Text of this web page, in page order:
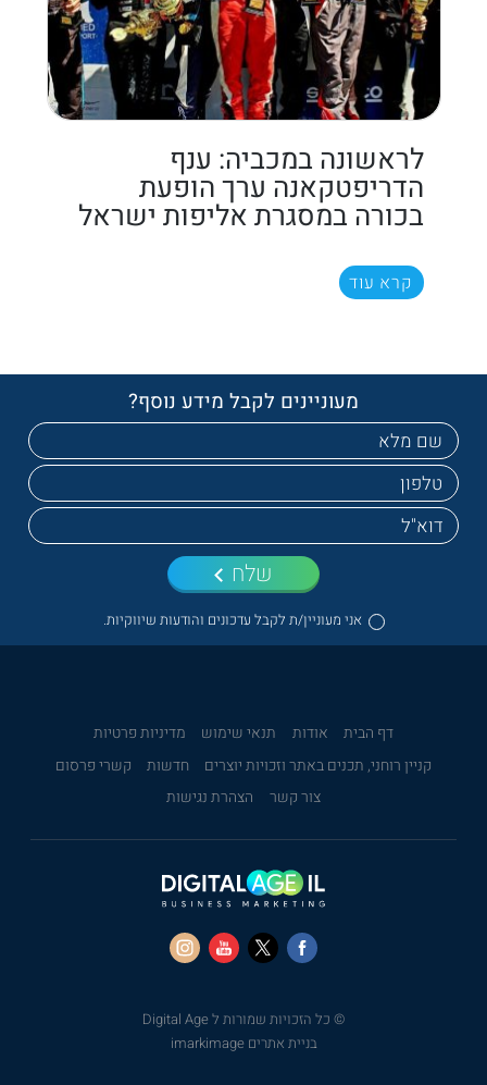
לראשונה במכביה: ענף
הדריפטקאנה ערך הופעת
בכורה במסגרת אליפות ישראל
קרא עוד
מעוניינים לקבל מידע נוסף?
אני מעוניין/ת לקבל עדכונים והודעות שיווקיות.
שלח
דף הבית אודות תנאי שימוש
מדיניות פרטיות
קניין רוחני, תכנים באתר וזכויות יוצרים
חדשות
קשרי פרסום
צור קשר
הצהרת נגישות
© כל הזכויות שמורות ל Digital Age
בניית אתרים imarkimage